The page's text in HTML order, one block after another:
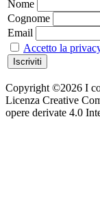
Nome
Cognome
Email
Accetto la
Copyright ©2026 I
Licenza Creative
opere derivate 4.0